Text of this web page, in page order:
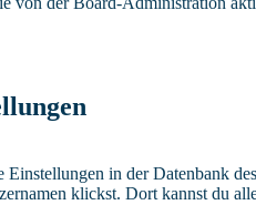
in der Datenbank
klickst. Dort kannst du